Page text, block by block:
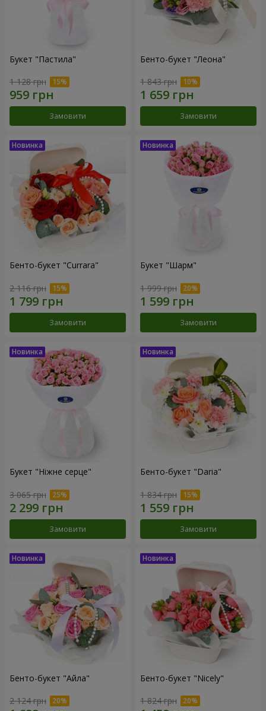
Букет "Пастила"
1 128 грн
Замовити
Бенто-букет "Леона"
1 843 грн
Замовити
Бенто-букет "Currara"
2 116 грн
Замовити
Букет "Шарм"
1 999 грн
Замовити
Букет "Ніжне серце"
3 065 грн
Замовити
Бенто-букет "Daria"
1 834 грн
Замовити
Бенто-букет "Айла"
2 124 грн
Бенто-букет "Nicely"
1 824 грн